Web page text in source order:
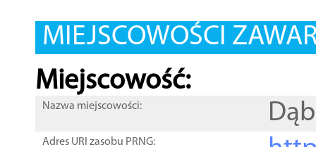
MIEJSCOWOŚCI
Miejscowość:
Nazwa miejscowości:
Adres URI zasobu PRNG: